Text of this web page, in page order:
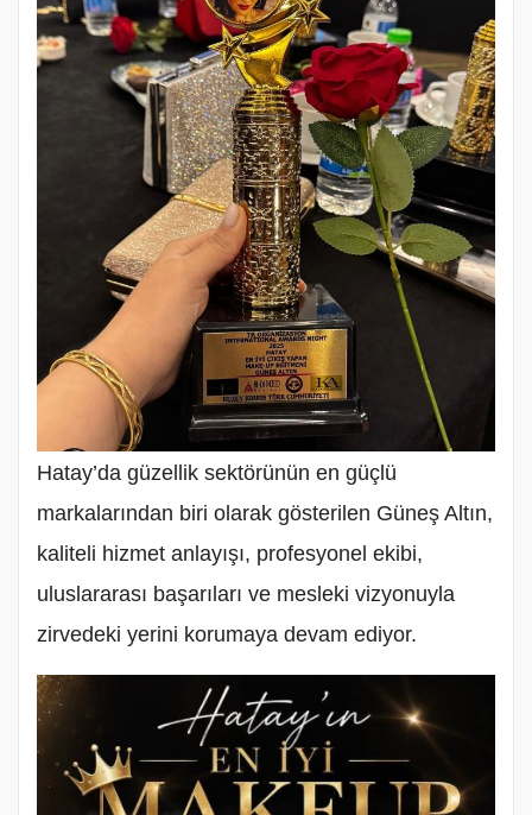
Hatay’da güzellik sektörünün en güçlü
markalarından biri olarak gösterilen Güneş Altın,
kaliteli hizmet anlayışı, profesyonel ekibi,
uluslararası başarıları ve mesleki vizyonuyla
zirvedeki yerini korumaya devam ediyor.